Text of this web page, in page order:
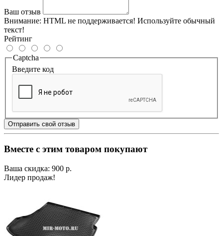
Ваш отзыв
Внимание: HTML не поддерживается! Используйте обычный
текст!
Рейтинг
Captcha
Введите код
Отправить свой отзыв
Вместе с этим товаром покупают
Ваша скидка: 900 р.
Лидер продаж!